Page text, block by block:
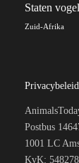
Staten
Zuid-Afrika
Privacybeleid
Postbus
1001 LC
KvK: